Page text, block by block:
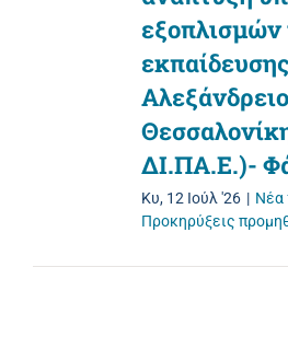
εξοπλισμών
ΔΙ.ΠΑ.Ε.)-
Κυ, 12 Ιούλ '26 | Νέα
Προκηρύξεις